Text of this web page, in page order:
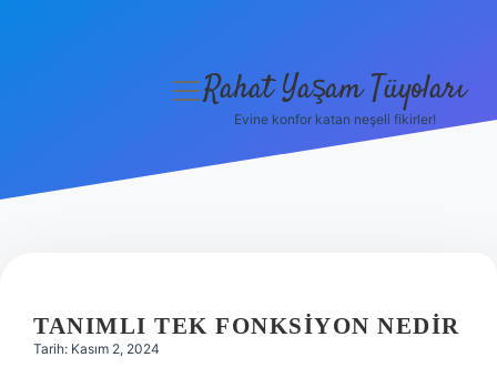
Hakkımızda
menüyü
Rahat Yaşam Tüyoları
Evine konfor katan neşeli fikirler!
TANIMLI TEK FONKSIYON NEDIR
Tarih: Kasım 2, 2024